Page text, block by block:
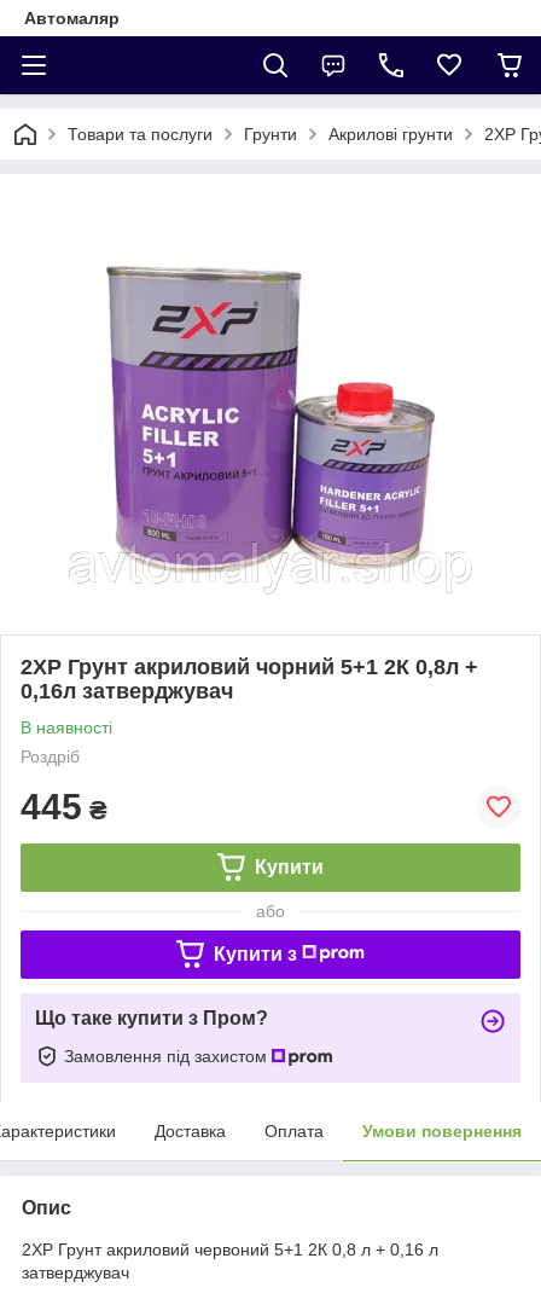
Автомаляр
Товари та послуги Грунти Акрилові грунти 2XP
2XP Грунт акриловий чорний 5+1 2К 0,8л +
0,16л затверджувач
В наявності
Роздріб
445 ₴
Купити
або
Купити з
Що таке купити з Пром?
Замовлення під захистом
Доставка Оплата Умови повернення
Опис
2XP Грунт акриловий червоний 5+1 2К 0,8 л + 0,16 л
затверджувач